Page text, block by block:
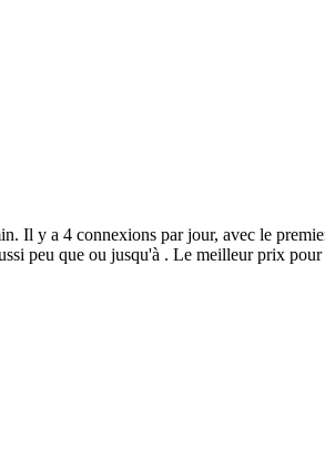
Il y a 4 connexions par jour, avec le
peu que ou jusqu'à . Le meilleur prix pour